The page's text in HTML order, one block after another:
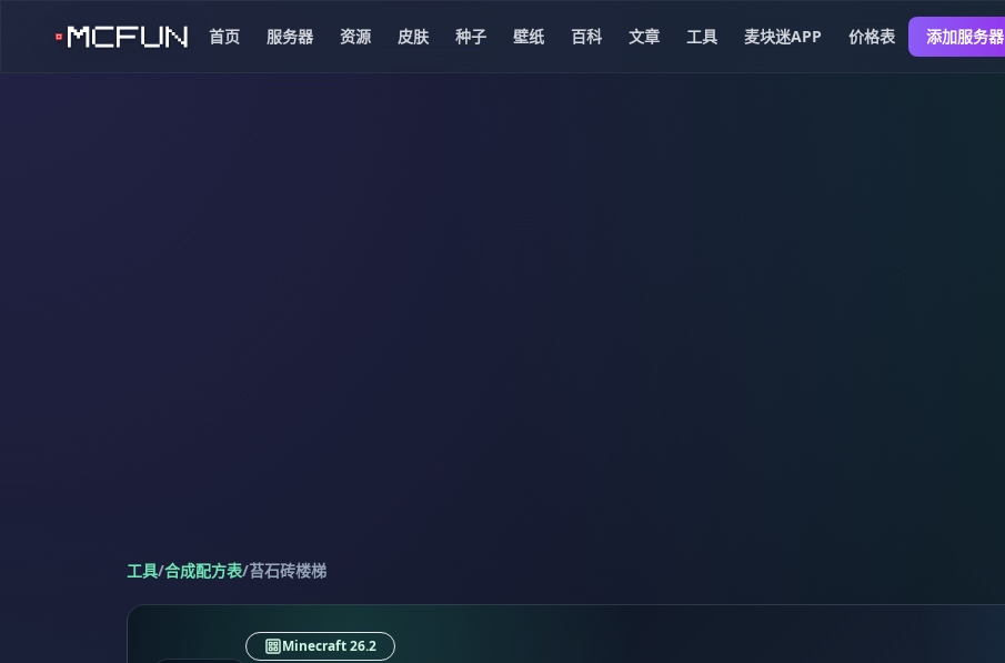
首页 服务器 资源 皮肤 种子 壁纸 百科 文章 工具 麦块迷APP 价格表 添加服务器
工具/合成配方表/苔石砖楼梯
Minecraft 26.2